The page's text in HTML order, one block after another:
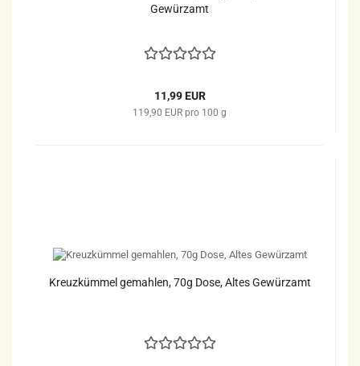
Gewürzamt
11,99 EUR
119,90 EUR pro 100 g
Kreuzkümmel gemahlen, 70g Dose, Altes Gewürzamt